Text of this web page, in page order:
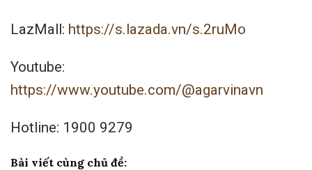
LazMall: https://s.lazada.vn/s.2ruMo
Youtube:
https://www.youtube.com/@agarvinavn
Hotline: 1900 9279
Bài viết cùng chủ đề: